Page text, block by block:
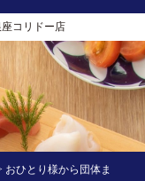
座コリドー店
おひとり様から団体ま